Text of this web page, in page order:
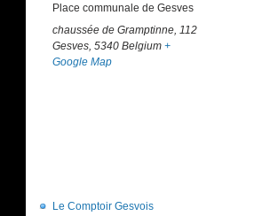
Place communale de Gesves
chaussée de Gramptinne, 112
Gesves, 5340 Belgium +
Google Map
Le Comptoir Gesvois